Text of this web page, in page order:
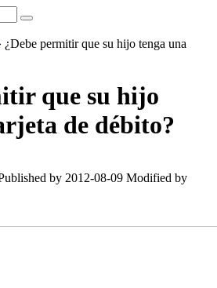
¿Debe permitir que su hijo tenga una
que su hijo
de débito?
by 2012-08-09 Modified by